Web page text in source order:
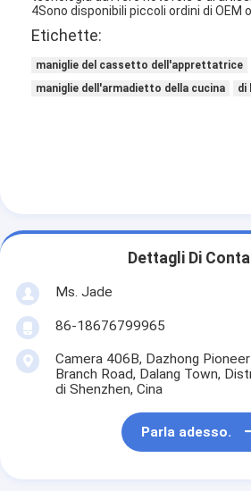
Casa.
4Sono disponibili piccoli ordini di OEM o
Etichette:
maniglie del cassetto dell'apprettatrice
maniglie dell'armadietto della cucina
di
Dettagli Di
Ms. Jade
86-18676799965
Camera 406B, Dazhong
Branch Road, Dalang Town,
di Shenzhen, Cina
Parla adesso.